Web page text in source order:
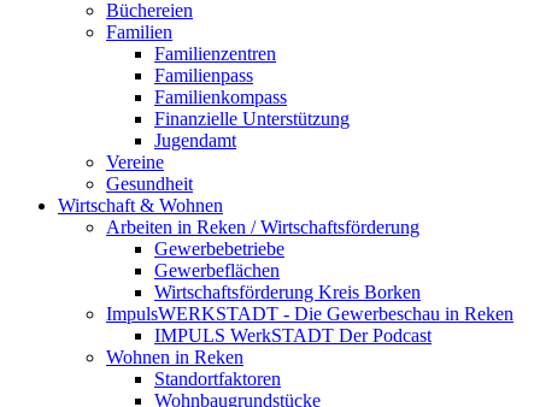
Büchereien
Familien
Familienzentren
Familienpass
Familienkompass
Finanzielle Unterstützung
Jugendamt
Vereine
Gesundheit
Wirtschaft & Wohnen
Arbeiten in Reken / Wirtschaftsförderung
Gewerbebetriebe
Gewerbeflächen
Wirtschaftsförderung Kreis Borken
ImpulsWERKSTADT - Die Gewerbeschau in Reken
IMPULS WerkSTADT Der Podcast
Wohnen in Reken
Standortfaktoren
Wohnbaugrundstücke